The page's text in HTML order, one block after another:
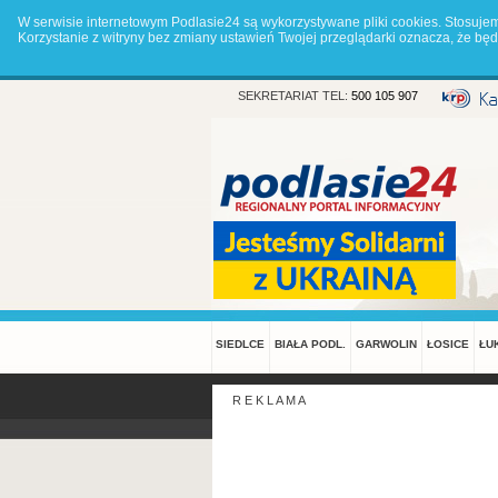
W serwisie internetowym Podlasie24 są wykorzystywane pliki cookies.
Korzystanie z witryny bez zmiany ustawień Twojej przeglądarki oznacza, że
SEKRETARIAT TEL: 500 105 907
SIEDLCE BIAŁA PODL. GARWOLIN ŁOSICE
R E K L A M A